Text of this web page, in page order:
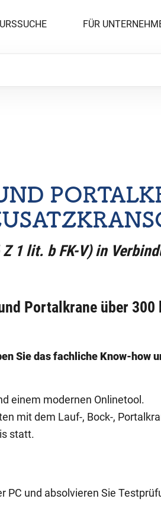
FÜR
1 lit. b FK-V) in
Portalkrane über 300
Sie das fachliche Know-how
einem modernen Onlinetool.
mit dem Lauf-, Bock-,
statt.
PC und absolvieren Sie